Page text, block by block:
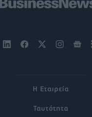
Η Εταιρεία
Ταυτότητα